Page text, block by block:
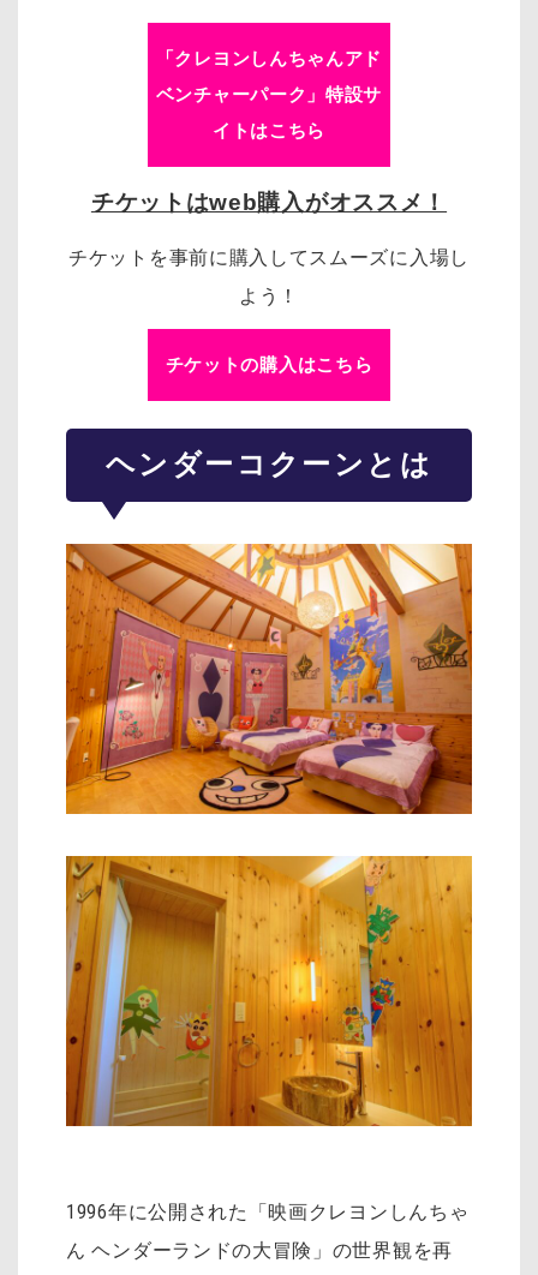
「クレヨンしんちゃんアド
ベンチャーパーク」特設サ
イトはこちら
チケットはweb購入がオススメ！
チケットを事前に購入してスムーズに入場し
よう！
チケットの購入はこちら
ヘンダーコクーンとは
1996年に公開された「映画クレヨンしんちゃ
ん ヘンダーランドの大冒険」の世界観を再